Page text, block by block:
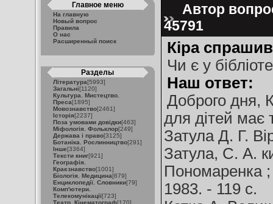
Главное меню
На главную
Новый вопрос
Правила
О нас
Расширенный поиск
Разделы
Література[5993]
Загальні[1120]
Культура. Мистецтво.
Преса[1895]
Мовознавство[2461]
Історія[2237]
Поза умовами довідки[463]
Міфологія. Фольклор[249]
Держава і право[3125]
Ботаніка. Рослинництво[291]
Інше[3364]
Тексти книг[921]
Географія.
Краєзнавство[1001]
Біологія. Медицина[679]
Енциклопедії. Словники[79]
Комп'ютери.
Телекомунікації[723]
Театр. Кінематограф[170]
Автор
45791
Кіра
Чи є у
Наш ответ:
Доброго дня,
для дітей має
Затула Д. Г.
Затула, С. А.
Пономаренка ;
1983. - 119 с.